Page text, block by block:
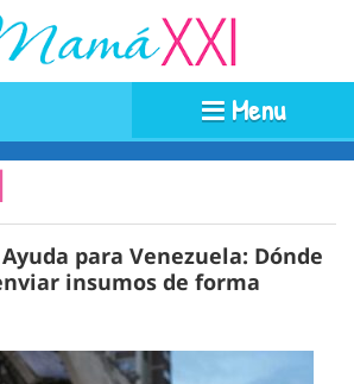
Menu
para Venezuela: Dónde
insumos de forma